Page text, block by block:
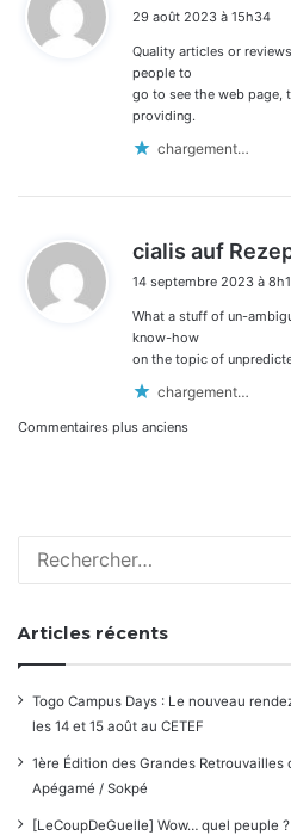
29 août 2023 à 15h34
Quality articles or
people to
go to see the web page,
providing.
chargement…
cialis auf
14 septembre 2023 à
What a stuff of un-
know-how
on the topic of
chargement…
Navigation
commentaires
Commentaires plus anciens
Articles récents
Togo Campus Days : Le nouveau
les 14 et 15 août au CETEF
1ère Édition des Grandes
Apégamé / Sokpé
[LeCoupDeGuelle] Wow… quel peuple ?